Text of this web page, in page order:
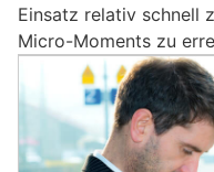
Einsatz relativ schnell
Micro-Moments zu